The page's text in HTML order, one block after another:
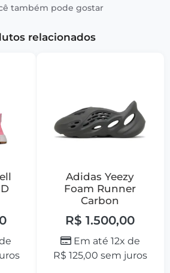
também pode gostar
relacionados
Adidas Yeezy
Foam Runner
Carbon
R$ 1.500,00
Em até 12x de
R$ 125,00 sem juros